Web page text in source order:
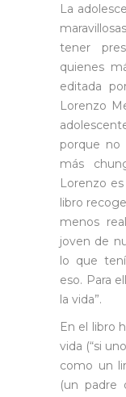
La
tener
quienes
editada
Lorenzo
porque no
más
Lorenzo
libro
menos
joven de
lo que
eso. Para
la vida”.
En el libro
vida (“si
como un
(un padre